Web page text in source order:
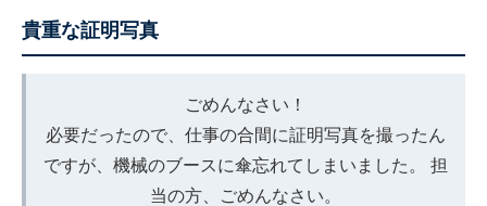
貴重な証明写真
ごめんなさい！
必要だったので、仕事の合間に証明写真を撮ったん
ですが、機械のブースに傘忘れてしまいました。 担
当の方、ごめんなさい。